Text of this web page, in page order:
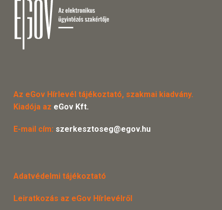
Az eGov Hírlevél tájékoztató, szakmai kiadvány.
Kiadója az eGov Kft.
E-mail cím: szerkesztoseg@egov.hu
Adatvédelmi tájékoztató
Leiratkozás az eGov Hírlevélről